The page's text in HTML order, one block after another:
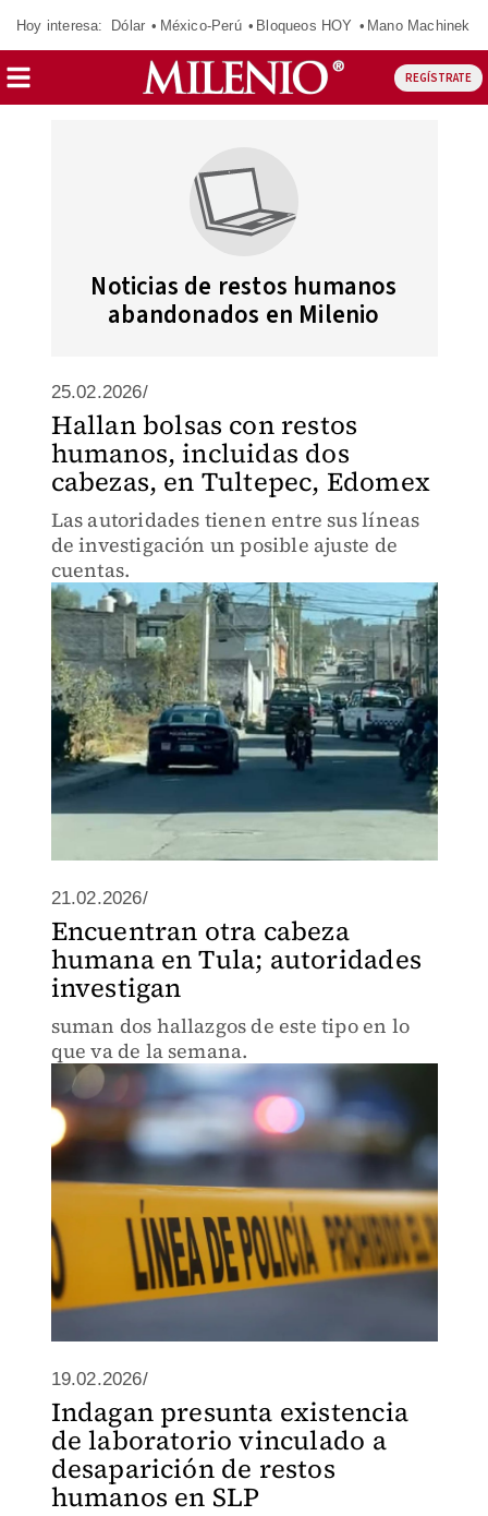
Hoy interesa: Dólar México-Perú Bloqueos HOY Mano Machinek
REGÍSTRATE
Noticias de restos humanos
abandonados en Milenio
25.02.2026/
Hallan bolsas con restos
humanos, incluidas dos
cabezas, en Tultepec, Edomex
Las autoridades tienen entre sus líneas
de investigación un posible ajuste de
cuentas.
21.02.2026/
Encuentran otra cabeza
humana en Tula; autoridades
investigan
suman dos hallazgos de este tipo en lo
que va de la semana.
19.02.2026/
Indagan presunta existencia
de laboratorio vinculado a
desaparición de restos
humanos en SLP